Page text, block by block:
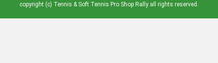
copyright (c) Tennis & Soft Tennis Pro Shop Rally all rights reserved.